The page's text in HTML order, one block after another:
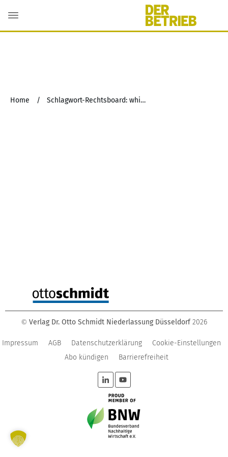
Home / Schlagwort-Rechtsboard: whistleblower
© Verlag Dr. Otto Schmidt Niederlassung Düsseldorf 2026
Impressum AGB Datenschutzerklärung
Cookie-Einstellungen
Abo kündigen
Barrierefreiheit